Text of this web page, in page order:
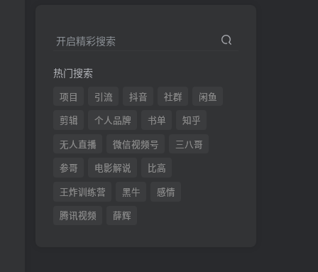
开启精彩搜索
热门搜索
项目 引流 抖音 社群
闲鱼
剪辑
个人品牌 书单
知乎
无人直播
微信视频号
三八哥
参哥
电影解说
比高
王炸训练营
黑牛
感情
腾讯视频
薛辉